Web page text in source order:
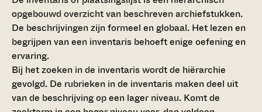
opgebouwd overzicht van beschreven archiefstukken.
De beschrijvingen zijn formeel en globaal. Het lezen en
begrijpen van een inventaris behoeft enige oefening en
ervaring.
Bij het zoeken in de inventaris wordt de hiërarchie
gevolgd. De rubrieken in de inventaris maken deel uit
van de beschrijving op een lager niveau. Komt de